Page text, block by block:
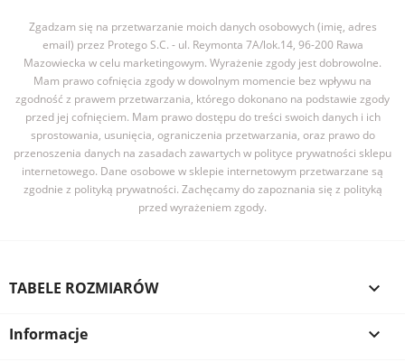
Zgadzam się na przetwarzanie moich danych osobowych (imię, adres
email) przez Protego S.C. - ul. Reymonta 7A/lok.14, 96-200 Rawa
Mazowiecka w celu marketingowym. Wyrażenie zgody jest dobrowolne.
Mam prawo cofnięcia zgody w dowolnym momencie bez wpływu na
zgodność z prawem przetwarzania, którego dokonano na podstawie zgody
przed jej cofnięciem. Mam prawo dostępu do treści swoich danych i ich
sprostowania, usunięcia, ograniczenia przetwarzania, oraz prawo do
przenoszenia danych na zasadach zawartych w polityce prywatności sklepu
internetowego. Dane osobowe w sklepie internetowym przetwarzane są
zgodnie z polityką prywatności. Zachęcamy do zapoznania się z polityką
przed wyrażeniem zgody.
TABELE ROZMIARÓW 
Informacje 